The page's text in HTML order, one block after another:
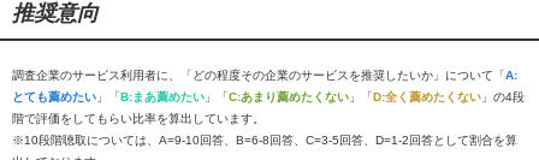
推奨意向
調査企業のサービス利用者に、「どの程度その企業のサービスを推奨したいか」について「A:
とても薦めたい 」「B:まあ薦めたい 」「C:あまり薦めたくない 」「D:全く薦めたくない 」の4段
階で評価をしてもらい比率を算出しています。
※10段階聴取については、A=9-10回答、B=6-8回答、C=3-5回答、D=1-2回答として割合を算